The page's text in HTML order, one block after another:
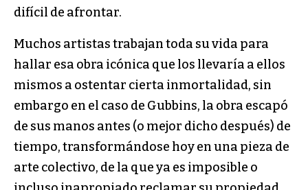
difícil de afrontar.
Muchos artistas trabajan toda su vida para
hallar esa obra icónica que los llevaría a ellos
mismos a ostentar cierta inmortalidad, sin
embargo en el caso de Gubbins, la obra escapó
de sus manos antes (o mejor dicho después) de
tiempo, transformándose hoy en una pieza de
arte colectivo, de la que ya es imposible o